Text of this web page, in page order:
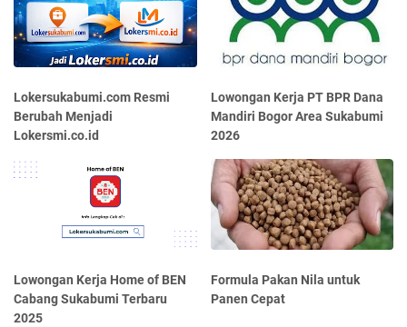
Lokersukabumi.com Resmi
Berubah Menjadi
Lokersmi.co.id
Lowongan Kerja PT BPR Dana
Mandiri Bogor Area Sukabumi
2026
Lowongan Kerja Home of BEN
Cabang Sukabumi Terbaru
2025
Formula Pakan Nila untuk
Panen Cepat